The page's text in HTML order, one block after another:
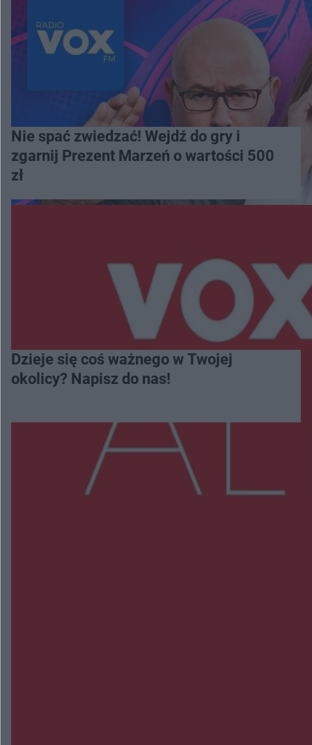
Nie spać zwiedzać! Wejdź do gry i
zgarnij Prezent Marzeń o wartości 500
zł
Dzieje się coś ważnego w Twojej
okolicy? Napisz do nas!
Więcej